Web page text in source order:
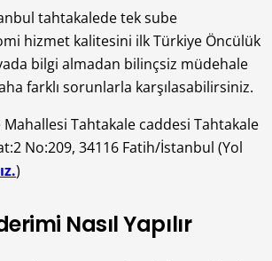
tahtakalede tek sube
hizmet kalitesini ilk Türkiye Öncülük
bilgi almadan bilinçsiz müdehale
farklı sorunlarla karşılasabilirsiniz.
Mahallesi Tahtakale caddesi Tahtakale
No:209, 34116 Fatih/İstanbul (Yol
)
Nasıl Yapılır